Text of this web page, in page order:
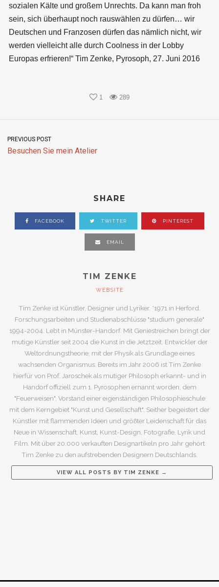
sozialen Kälte und großem Unrechts. Da kann man froh
sein, sich überhaupt noch rauswählen zu dürfen… wir
Deutschen und Franzosen dürfen das nämlich nicht, wir
werden vielleicht alle durch Coolness in der Lobby
Europas erfrieren!“ Tim Zenke, Pyrosoph, 27. Juni 2016
1 289
PREVIOUS POST
Besuchen Sie mein Atelier
SHARE
FACEBOOK TWITTER PINTEREST
EMAIL
TIM ZENKE
WEBSITE
Tim Zenke ist Künstler, Designer und Lyriker. *1971 in Herford.
Forschungsarbeiten und Studienabschlüsse "studium generale"
1994-2004. Lebt in Münster-Handorf. Mit Geniestreichen bringt der
mutige Künstler seit 2004 die Kunst in die Jetztzeit. Entwickler der
Weltordnungstheorie, mit der Physik als Grundlage eines
wachsenden Organismus. Bereits im Jahr 2006 ist Tim Zenke
hierfür von Prof. Jaroschek als mutiger Philosoph erkannt- und in
Handorf offiziell zum 1. Pyrosophen ernannt worden, dem
"Feuerweisen", Vorstand einer eigenständigen Philosophieschule
mit dem Kerngebiet "Kunst und Gesellschaft". Seither begeistert der
Künstler mit flammenden Ideen und größter Leidenschaft für das
Neue in Wissenschaft, Kunst, Kunst-Design, Fotografie, Lyrik und
Film. Mit über 20.000 verkauften Designartikeln pro Jahr gehört
Tim Zenke zu den aufstrebenden Designern Deutschlands.
VIEW ALL POSTS BY TIM ZENKE →